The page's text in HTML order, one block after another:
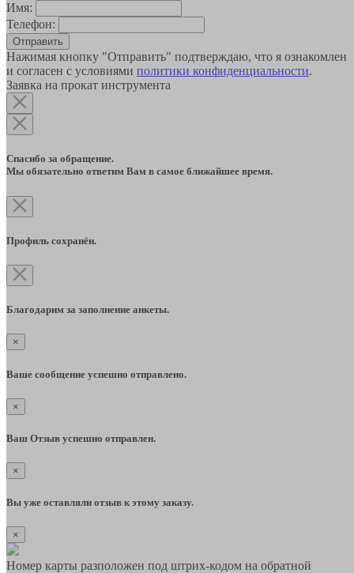
Имя:
Телефон:
Отправить
Нажимая кнопку "Отправить" подтверждаю, что я ознакомлен
и согласен с условиями политики конфиденциальности.
Заявка на прокат инструмента
Спасибо за обращение.
Мы обязательно ответим Вам в самое ближайшее время.
Профиль сохранён.
Благодарим за заполнение анкеты.
×
Ваше сообщение успешно отправлено.
×
Ваш Отзыв успешно отправлен.
×
Вы уже оставляли отзыв к этому заказу.
×
Номер карты разположен под штрих-кодом на обратной